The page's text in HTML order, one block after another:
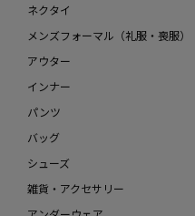
ネクタイ
メンズフォーマル（礼服・喪服）
アウター
インナー
パンツ
バッグ
シューズ
雑貨・アクセサリー